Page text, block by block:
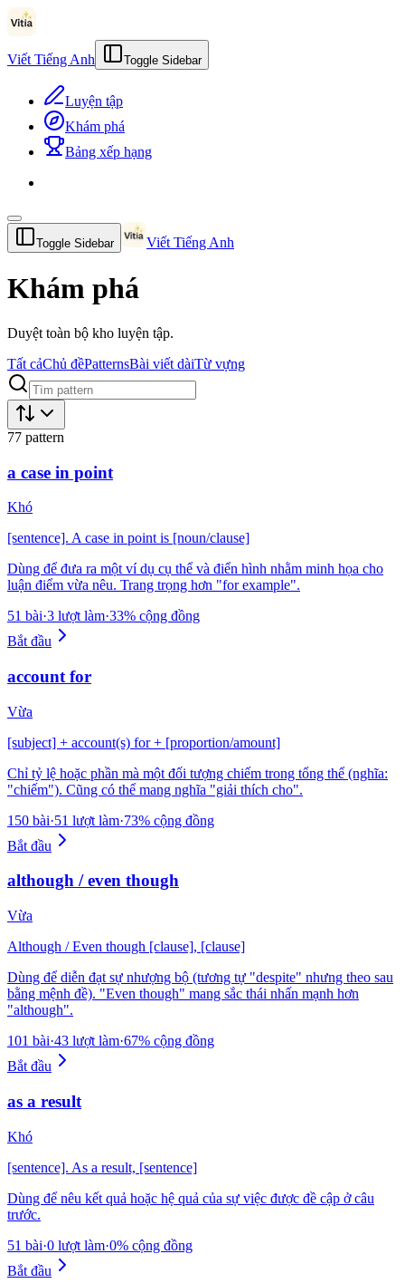
Viết Tiếng Anh Toggle Sidebar
Luyện tập
Khám phá
Bảng xếp hạng
Toggle Sidebar Viết Tiếng Anh
Khám phá
Duyệt toàn bộ kho luyện tập.
Tất cảChủ đềPatternsBài viết dàiTừ vựng
77 pattern
a case in point
Khó
[sentence]. A case in point is [noun/clause]
Dùng để đưa ra một ví dụ cụ thể và điển hình nhằm minh họa cho
luận điểm vừa nêu. Trang trọng hơn "for example".
51 bài·3 lượt làm·33% cộng đồng
Bắt đầu
account for
Vừa
[subject] + account(s) for + [proportion/amount]
Chỉ tỷ lệ hoặc phần mà một đối tượng chiếm trong tổng thể (nghĩa:
"chiếm"). Cũng có thể mang nghĩa "giải thích cho".
150 bài·51 lượt làm·73% cộng đồng
Bắt đầu
although / even though
Vừa
Although / Even though [clause], [clause]
Dùng để diễn đạt sự nhượng bộ (tương tự "despite" nhưng theo sau
bằng mệnh đề). "Even though" mang sắc thái nhấn mạnh hơn
"although".
101 bài·43 lượt làm·67% cộng đồng
Bắt đầu
as a result
Khó
[sentence]. As a result, [sentence]
Dùng để nêu kết quả hoặc hệ quả của sự việc được đề cập ở câu
trước.
51 bài·0 lượt làm·0% cộng đồng
Bắt đầu